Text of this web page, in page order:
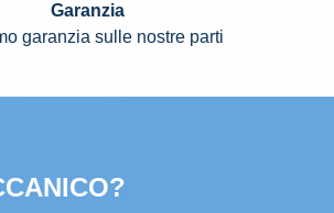
Garanzia
garanzia sulle nostre parti